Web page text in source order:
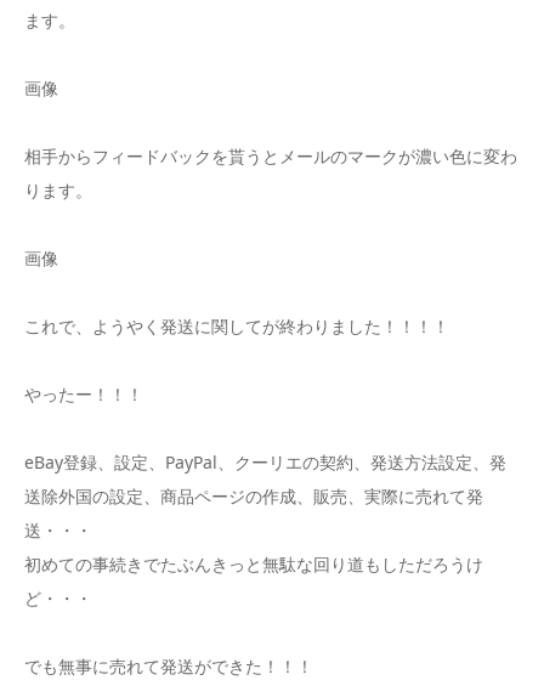
ます。
画像
相手からフィードバックを貰うとメールのマークが濃い色に変わ
ります。
画像
これで、ようやく発送に関してが終わりました！！！！
やったー！！！
eBay登録、設定、PayPal、クーリエの契約、発送方法設定、発
送除外国の設定、商品ページの作成、販売、実際に売れて発
送・・・
初めての事続きでたぶんきっと無駄な回り道もしただろうけ
ど・・・
でも無事に売れて発送ができた！！！